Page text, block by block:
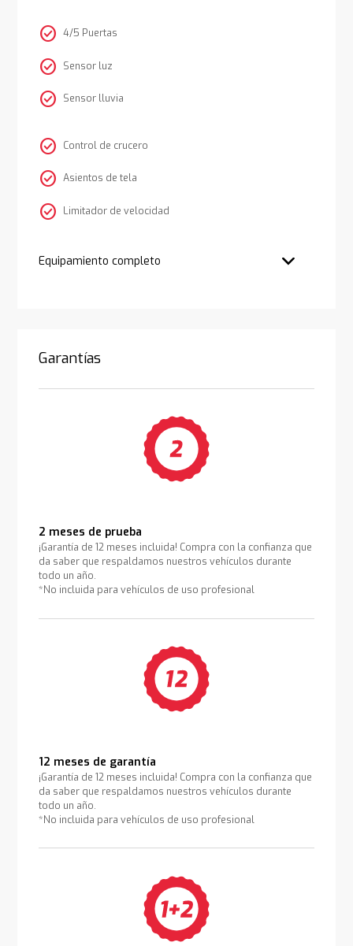
check_circle 4/5 Puertas
check_circle Sensor luz
check_circle Sensor lluvia
check_circle Control de crucero
check_circle Asientos de tela
check_circle Limitador de velocidad
Equipamiento completo
Garantías
2 meses de prueba
¡Garantía de 12 meses incluida! Compra con la confianza que
da saber que respaldamos nuestros vehículos durante
todo un año.
*No incluida para vehículos de uso profesional
12 meses de garantía
¡Garantía de 12 meses incluida! Compra con la confianza que
da saber que respaldamos nuestros vehículos durante
todo un año.
*No incluida para vehículos de uso profesional